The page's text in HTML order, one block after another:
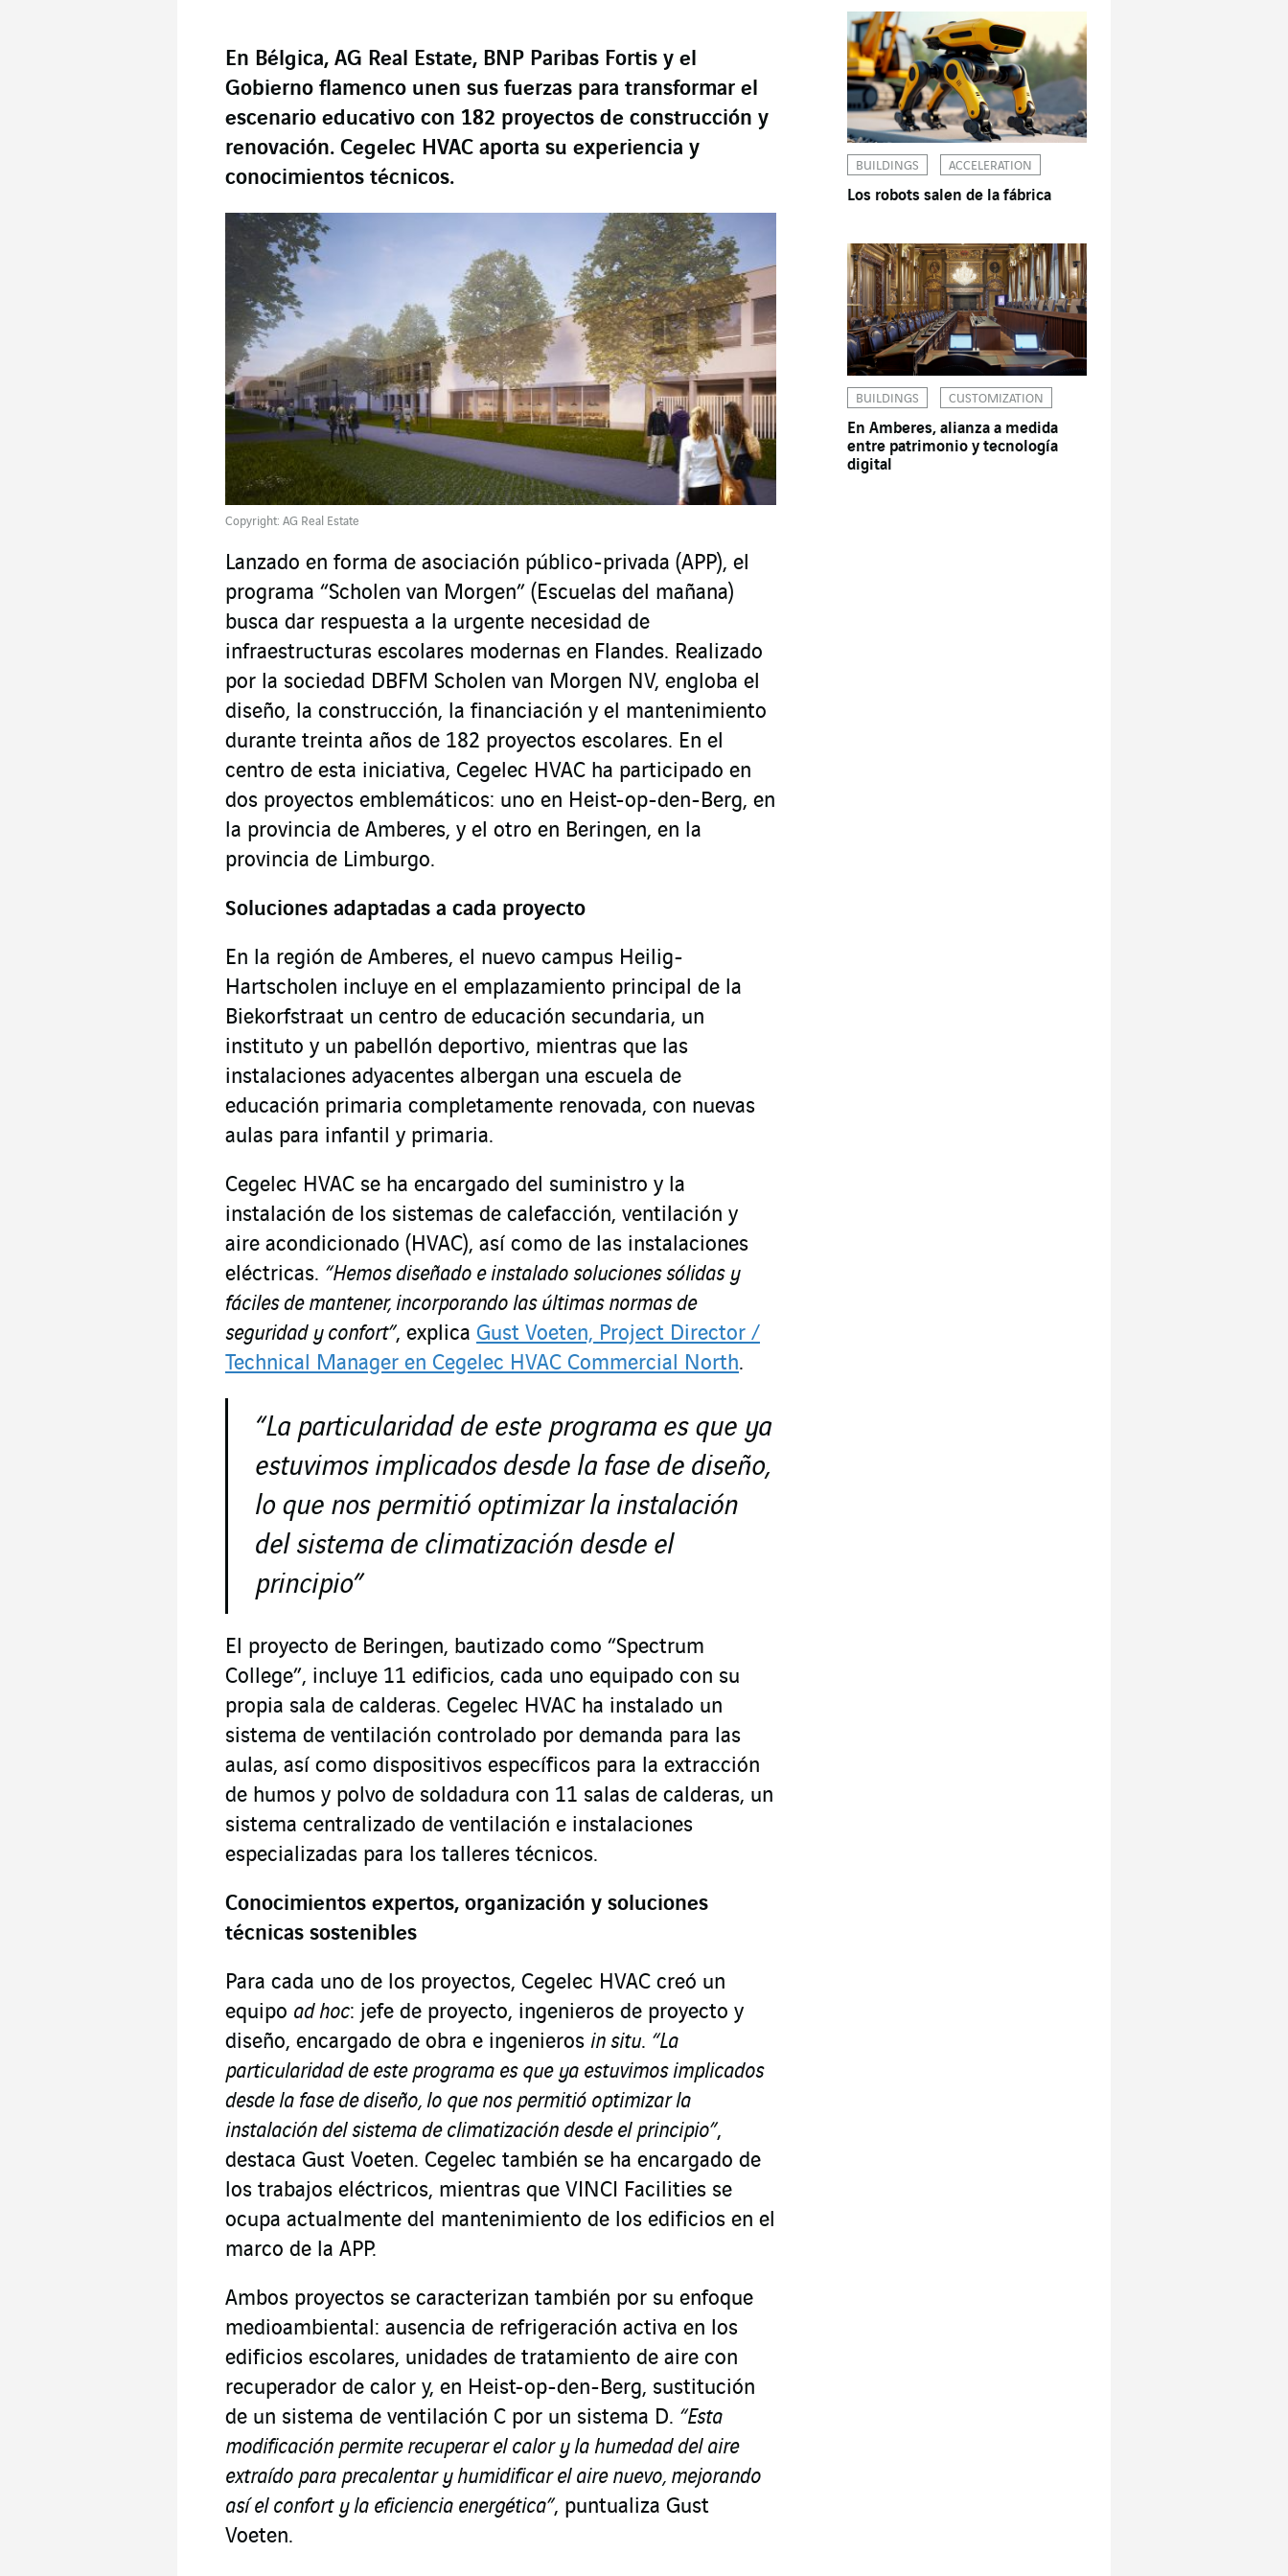
En Bélgica, AG Real Estate, BNP Paribas Fortis y el
Gobierno flamenco unen sus fuerzas para transformar el
escenario educativo con 182 proyectos de construcción y
renovación. Cegelec HVAC aporta su experiencia y
conocimientos técnicos.
Copyright: AG Real Estate
Lanzado en forma de asociación público-privada (APP), el
programa “Scholen van Morgen” (Escuelas del mañana)
busca dar respuesta a la urgente necesidad de
infraestructuras escolares modernas en Flandes. Realizado
por la sociedad DBFM Scholen van Morgen NV, engloba el
diseño, la construcción, la financiación y el mantenimiento
durante treinta años de 182 proyectos escolares. En el
centro de esta iniciativa, Cegelec HVAC ha participado en
dos proyectos emblemáticos: uno en Heist-op-den-Berg, en
la provincia de Amberes, y el otro en Beringen, en la
provincia de Limburgo.
Soluciones adaptadas a cada proyecto
En la región de Amberes, el nuevo campus Heilig-
Hartscholen incluye en el emplazamiento principal de la
Biekorfstraat un centro de educación secundaria, un
instituto y un pabellón deportivo, mientras que las
instalaciones adyacentes albergan una escuela de
educación primaria completamente renovada, con nuevas
aulas para infantil y primaria.
Cegelec HVAC se ha encargado del suministro y la
instalación de los sistemas de calefacción, ventilación y
aire acondicionado (HVAC), así como de las instalaciones
eléctricas. “Hemos diseñado e instalado soluciones sólidas y
fáciles de mantener, incorporando las últimas normas de
seguridad y confort”, explica Gust Voeten, Project Director /
Technical Manager en Cegelec HVAC Commercial North.
“La particularidad de este programa es que ya
estuvimos implicados desde la fase de diseño,
lo que nos permitió optimizar la instalación
del sistema de climatización desde el
principio”
El proyecto de Beringen, bautizado como “Spectrum
College”, incluye 11 edificios, cada uno equipado con su
propia sala de calderas. Cegelec HVAC ha instalado un
sistema de ventilación controlado por demanda para las
aulas, así como dispositivos específicos para la extracción
de humos y polvo de soldadura con 11 salas de calderas, un
sistema centralizado de ventilación e instalaciones
especializadas para los talleres técnicos.
Conocimientos expertos, organización y soluciones
técnicas sostenibles
Para cada uno de los proyectos, Cegelec HVAC creó un
equipo ad hoc: jefe de proyecto, ingenieros de proyecto y
diseño, encargado de obra e ingenieros in situ. “La
particularidad de este programa es que ya estuvimos implicados
desde la fase de diseño, lo que nos permitió optimizar la
instalación del sistema de climatización desde el principio”,
destaca Gust Voeten. Cegelec también se ha encargado de
los trabajos eléctricos, mientras que VINCI Facilities se
ocupa actualmente del mantenimiento de los edificios en el
marco de la APP.
Ambos proyectos se caracterizan también por su enfoque
medioambiental: ausencia de refrigeración activa en los
edificios escolares, unidades de tratamiento de aire con
recuperador de calor y, en Heist-op-den-Berg, sustitución
de un sistema de ventilación C por un sistema D. “Esta
modificación permite recuperar el calor y la humedad del aire
extraído para precalentar y humidificar el aire nuevo, mejorando
así el confort y la eficiencia energética”, puntualiza Gust
Voeten.
BUILDINGS ACCELERATION
Los robots salen de la fábrica
BUILDINGS CUSTOMIZATION
En Amberes, alianza a medida
entre patrimonio y tecnología
digital